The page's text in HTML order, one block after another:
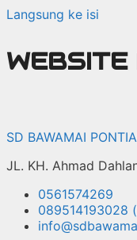
Langsung ke isi
SD BAWAMAI
JL. KH. Ahmad
0561574269
089514193028